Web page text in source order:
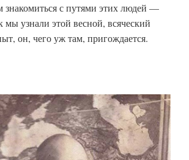
знакомиться с путями этих людей —
мы узнали этой весной, всяческий
он, чего уж там, пригождается.